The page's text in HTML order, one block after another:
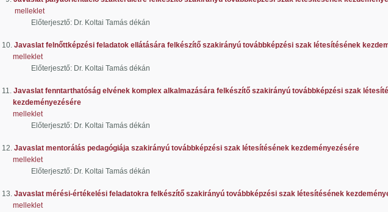
melleklet
Előterjesztő: Dr. Koltai Tamás dékán
10.Javaslat felnőttképzési feladatok ellátására felkészítő szakirányú továbbképzési szak létesítésének
melleklet
Előterjesztő: Dr. Koltai Tamás dékán
11.Javaslat fenntarthatóság elvének komplex alkalmazására felkészítő szakirányú továbbképzési szak
kezdeményezésére
melleklet
Előterjesztő: Dr. Koltai Tamás dékán
12.Javaslat mentorálás pedagógiája szakirányú továbbképzési szak létesítésének kezdeményezésére
melleklet
Előterjesztő: Dr. Koltai Tamás dékán
13.Javaslat mérési-értékelési feladatokra felkészítő szakirányú továbbképzési szak létesítésének
melleklet